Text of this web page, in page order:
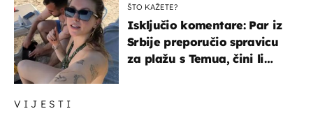
VIJESTI
ŠTO KAŽETE?
Isključio komentare: Par iz
Srbije preporučio spravicu
za plažu s Temua, čini li